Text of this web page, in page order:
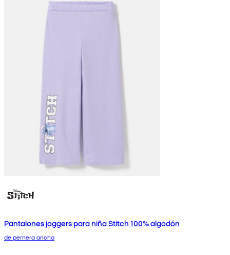
Pantalones joggers para niña Stitch 100% algodón
de pernera ancha